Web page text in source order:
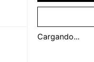
Cargando...